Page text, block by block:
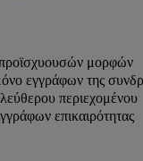
μορφών
εγγράφων της
περιεχομένου
επικαιρότητας